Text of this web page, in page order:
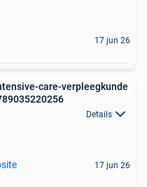
17 jun 26
care-verpleegkunde
Details
17 jun 26